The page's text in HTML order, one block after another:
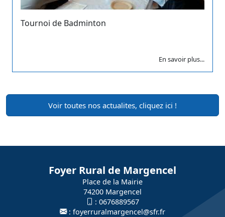
Tournoi de Badminton
En savoir plus...
Voir toutes nos actualites, cliquez ici !
Foyer Rural de Margencel
Place de la Mairie
74200 Margencel
: 0676889567
: foyerruralmargencel@sfr.fr